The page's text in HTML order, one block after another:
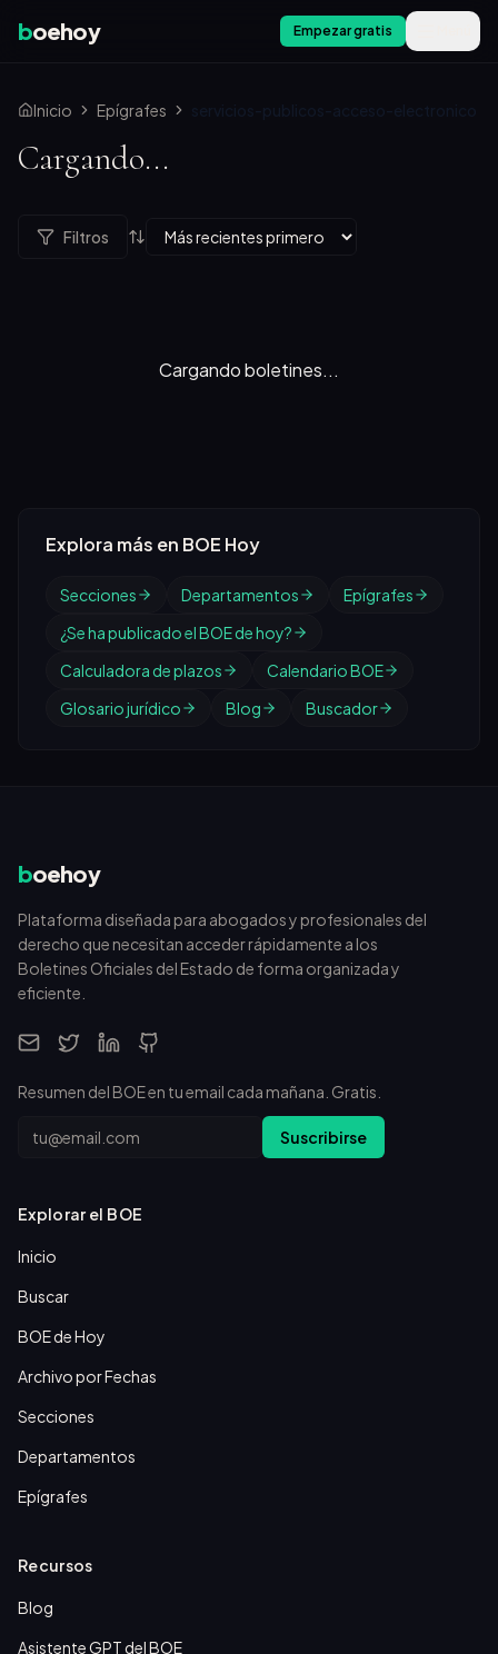
boehoy Empezar gratis
Inicio Epígrafes servicios-publicos-acceso-electronico
Cargando...
Filtros
Cargando boletines...
Explora más en BOE Hoy
Secciones Departamentos
Epígrafes
¿Se ha publicado el BOE de hoy?
Calculadora de plazos
Calendario BOE
Glosario jurídico
Blog Buscador
boehoy
Plataforma diseñada para abogados y profesionales del
derecho que necesitan acceder rápidamente a los
Boletines Oficiales del Estado de forma organizada y
eficiente.
Resumen del BOE en tu email cada mañana. Gratis.
Email Suscribirse
Explorar el BOE
Inicio
Buscar
BOE de Hoy
Archivo por Fechas
Secciones
Departamentos
Epígrafes
Recursos
Blog
Asistente GPT del BOE